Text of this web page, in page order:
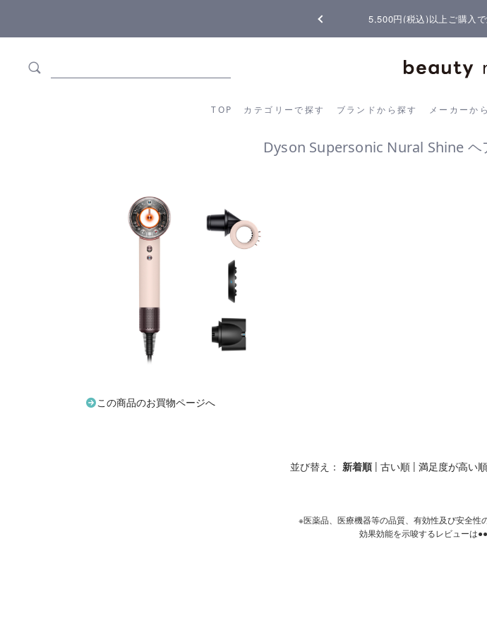
5,500円(税込)以上ご購入で送料550円(税
TOP カテゴリーで探す ブランドから探す メーカーか
カテゴリーから探す ブランドから探す メーカ
Dyson Supersonic Nural Shine ヘ
この商品のお買物ページへ
並び替え： 新着順 | 古い順 | 満足度が高い順
※医薬品、医療機器等の品質、有効性及び安全性
効果効能を示唆するレビューは